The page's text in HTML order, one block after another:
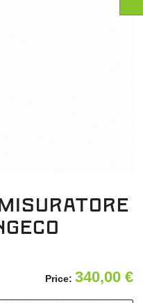
Price: 340,00 €